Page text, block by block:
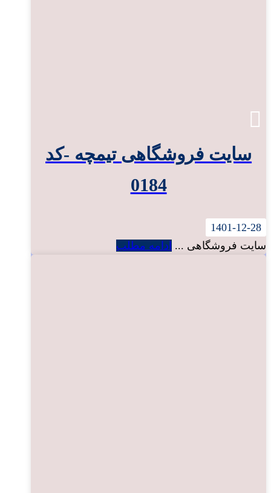
سایت فروشگاهی تیمچه -کد
0184
1401-12-28
سایت فروشگاهی ... ادامه مطلب